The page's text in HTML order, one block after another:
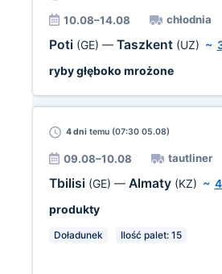
10.08–14.08 chłodnia
Poti (GE) — Taszkent (UZ) ~
ryby głęboko mrożone
4 dnitemu (07:30 05.08)
09.08–10.08 tautliner
Tbilisi (GE) — Almaty (KZ) ~
produkty
Doładunek Ilość palet: 15